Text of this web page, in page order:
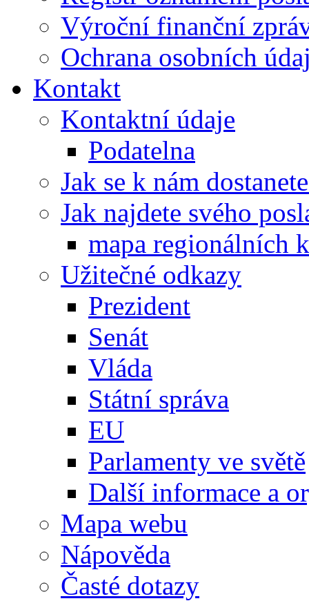
Výroční finanční
Ochrana osobních
Kontakt
Kontaktní údaje
Podatelna
Jak se k nám
Jak najdete svého
mapa regionálních
Užitečné odkazy
Prezident
Senát
Vláda
Státní správa
EU
Parlamenty ve světě
Další informace a
Mapa webu
Nápověda
Časté dotazy